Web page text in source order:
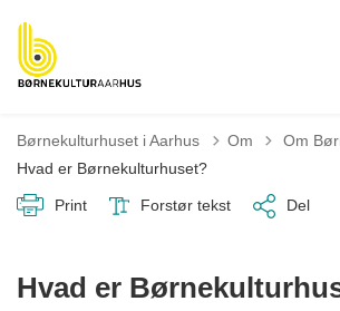
Børnekulturhuset i Aarhus Om Tilbage
Om
Hvad er Børnekulturhuset?
Print Forstør tekst Del
Hvad er